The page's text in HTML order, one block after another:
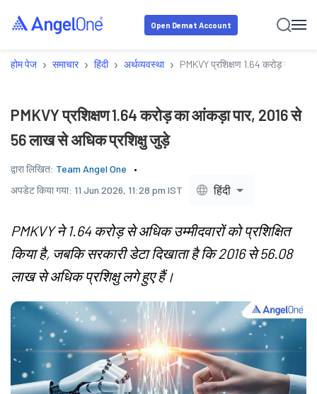
Open Demat Account
होम पेज › समाचार › हिंदी › अर्थव्यवस्था › PMKVY प्रशिक्षण 1.64 करोड़ का
PMKVY प्रशिक्षण 1.64 करोड़ का आंकड़ा पार, 2016 से
56 लाख से अधिक प्रशिक्षु जुड़े
द्वारा लिखित: Team Angel One
अपडेट किया गया: 11 Jun 2026, 11:28 pm IST हिंदी
PMKVY ने 1.64 करोड़ से अधिक उम्मीदवारों को प्रशिक्षित
किया है, जबकि सरकारी डेटा दिखाता है कि 2016 से 56.08
लाख से अधिक प्रशिक्षु लगे हुए हैं।